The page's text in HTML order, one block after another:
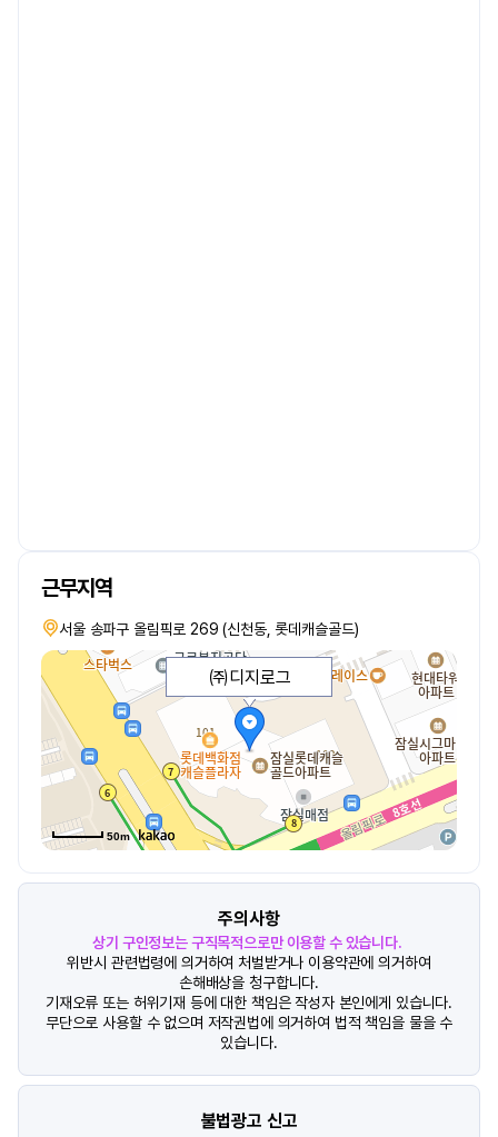
근무지역
서울 송파구 올림픽로 269 (신천동, 롯데캐슬골드)
㈜디지로그
50m
주의사항
상기 구인정보는 구직목적으로만 이용할 수 있습니다.
위반시 관련법령에 의거하여 처벌받거나 이용약관에 의거하여
손해배상을 청구합니다.
기재오류 또는 허위기재 등에 대한 책임은 작성자 본인에게 있습니다.
무단으로 사용할 수 없으며 저작권법에 의거하여 법적 책임을 물을 수
있습니다.
불법광고 신고